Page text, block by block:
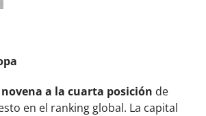
a la cuarta posición de
en el ranking global. La capital